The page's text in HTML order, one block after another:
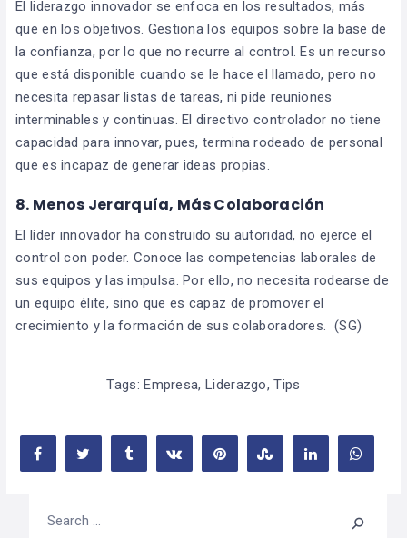
El liderazgo innovador se enfoca en los resultados, más
que en los objetivos. Gestiona los equipos sobre la base de
la confianza, por lo que no recurre al control. Es un recurso
que está disponible cuando se le hace el llamado, pero no
necesita repasar listas de tareas, ni pide reuniones
interminables y continuas. El directivo controlador no tiene
capacidad para innovar, pues, termina rodeado de personal
que es incapaz de generar ideas propias.
8. Menos Jerarquía, Más Colaboración
El líder innovador ha construido su autoridad, no ejerce el
control con poder. Conoce las competencias laborales de
sus equipos y las impulsa. Por ello, no necesita rodearse de
un equipo élite, sino que es capaz de promover el
crecimiento y la formación de sus colaboradores. (SG)
Tags:Empresa, Liderazgo,Tips